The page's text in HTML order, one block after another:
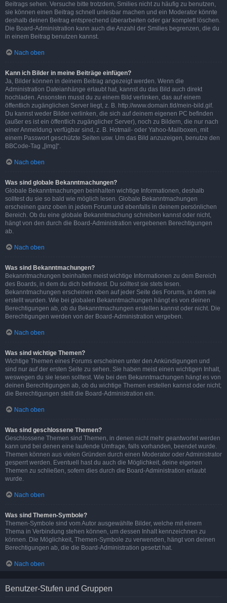
Beitrags sehen. Versuche bitte trotzdem, Smilies nicht zu häufig zu benutzen,
sie können einen Beitrag schnell unlesbar machen und ein Moderator könnte
deshalb deinen Beitrag entsprechend überarbeiten oder gar komplett löschen.
Die Board-Administration kann auch die Anzahl der Smilies begrenzen, die du
in einem Beitrag benutzen kannst.
Nach oben
Kann ich Bilder in meine Beiträge einfügen?
Ja, Bilder können in deinem Beitrag angezeigt werden. Wenn die
Administration Dateianhänge erlaubt hat, kannst du das Bild auch direkt
hochladen. Ansonsten musst du zu einem Bild verlinken, das auf einem
öffentlich zugänglichen Server liegt, z. B. http://www.domain.tld/mein-bild.gif.
Du kannst weder Bilder verlinken, die sich auf deinem eigenen PC befinden
(außer es ist ein öffentlich zugänglicher Server), noch zu Bildern, die nur nach
einer Anmeldung verfügbar sind, z. B. Hotmail- oder Yahoo-Mailboxen, mit
einem Passwort geschützte Seiten usw. Um das Bild anzuzeigen, benutze den
BBCode-Tag „[img]“.
Nach oben
Was sind globale Bekanntmachungen?
Globale Bekanntmachungen beinhalten wichtige Informationen, deshalb
solltest du sie so bald wie möglich lesen. Globale Bekanntmachungen
erscheinen ganz oben in jedem Forum und ebenfalls in deinem persönlichen
Bereich. Ob du eine globale Bekanntmachung schreiben kannst oder nicht,
hängt von den durch die Board-Administration vergebenen Berechtigungen
ab.
Nach oben
Was sind Bekanntmachungen?
Bekanntmachungen beinhalten meist wichtige Informationen zu dem Bereich
des Boards, in dem du dich befindest. Du solltest sie stets lesen.
Bekanntmachungen erscheinen oben auf jeder Seite des Forums, in dem sie
erstellt wurden. Wie bei globalen Bekanntmachungen hängt es von deinen
Berechtigungen ab, ob du Bekanntmachungen erstellen kannst oder nicht. Die
Berechtigungen werden von der Board-Administration vergeben.
Nach oben
Was sind wichtige Themen?
Wichtige Themen eines Forums erscheinen unter den Ankündigungen und
sind nur auf der ersten Seite zu sehen. Sie haben meist einen wichtigen Inhalt,
weswegen du sie lesen solltest. Wie bei den Bekanntmachungen hängt es von
deinen Berechtigungen ab, ob du wichtige Themen erstellen kannst oder nicht;
die Berechtigungen stellt die Board-Administration ein.
Nach oben
Was sind geschlossene Themen?
Geschlossene Themen sind Themen, in denen nicht mehr geantwortet werden
kann und bei denen eine laufende Umfrage, falls vorhanden, beendet wurde.
Themen können aus vielen Gründen durch einen Moderator oder Administrator
gesperrt werden. Eventuell hast du auch die Möglichkeit, deine eigenen
Themen zu schließen, sofern dies durch die Board-Administration erlaubt
wurde.
Nach oben
Was sind Themen-Symbole?
Themen-Symbole sind vom Autor ausgewählte Bilder, welche mit einem
Thema in Verbindung stehen können, um dessen Inhalt kennzeichnen zu
können. Die Möglichkeit, Themen-Symbole zu verwenden, hängt von deinen
Berechtigungen ab, die die Board-Administration gesetzt hat.
Nach oben
Benutzer-Stufen und Gruppen